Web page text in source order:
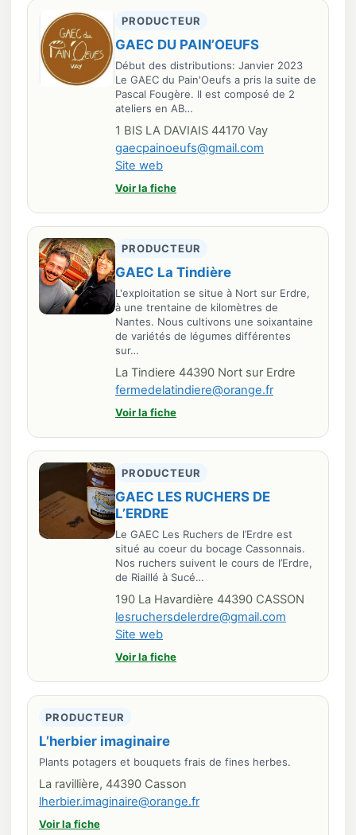
PRODUCTEUR
GAEC DU PAIN’OEUFS
Début des distributions: Janvier 2023
Le GAEC du Pain'Oeufs a pris la suite de
Pascal Fougère. Il est composé de 2
ateliers en AB…
1 BIS LA DAVIAIS 44170 Vay
gaecpainoeufs@gmail.com
Site web
Voir la fiche
PRODUCTEUR
GAEC La Tindière
L'exploitation se situe à Nort sur Erdre,
à une trentaine de kilomètres de
Nantes. Nous cultivons une soixantaine
de variétés de légumes différentes
sur…
La Tindiere 44390 Nort sur Erdre
fermedelatindiere@orange.fr
Voir la fiche
PRODUCTEUR
GAEC LES RUCHERS DE
L’ERDRE
Le GAEC Les Ruchers de l’Erdre est
situé au coeur du bocage Cassonnais.
Nos ruchers suivent le cours de l’Erdre,
de Riaillé à Sucé…
190 La Havardière 44390 CASSON
lesruchersdelerdre@gmail.com
Site web
Voir la fiche
PRODUCTEUR
L’herbier imaginaire
Plants potagers et bouquets frais de fines herbes.
La ravillière, 44390 Casson
lherbier.imaginaire@orange.fr
Voir la fiche